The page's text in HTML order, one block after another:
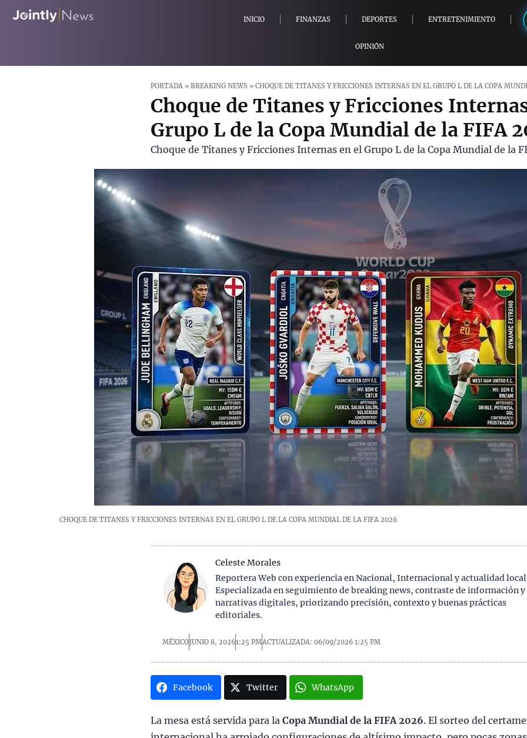
INICIO FINANZAS DEPORTES ENTRETENIMIENTO
OPINIÓN
PORTADA »BREAKING NEWS »CHOQUE DE TITANES Y FRICCIONES INTERNAS EN EL GRUPO L DE LA COPA
Choque de Titanes y Fricciones
Grupo L de la Copa Mundial de la FIFA
Choque de Titanes y Fricciones Internas en el Grupo L de la Copa Mundial de la
CHOQUE DE TITANES Y FRICCIONES INTERNAS EN EL GRUPO L DE LA COPA MUNDIAL DE LA FIFA 2026
Celeste Morales
Reportera Web con experiencia en Nacional, Internacional y actualidad
Especializada en seguimiento de breaking news, contraste de información y
narrativas digitales, priorizando precisión, contexto y buenas prácticas
editoriales.
MÉXICOJUNIO 8, 20261:25 PMACTUALIZADA: 06/09/2026 1:25 PM
Facebook Twitter WhatsApp
La mesa está servida para laCopa Mundial de la FIFA 2026. El sorteo del